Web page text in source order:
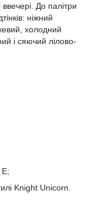
До палітри
ніжний
холодний
і сяючий лілово-
Е;
Knight Unicorn.